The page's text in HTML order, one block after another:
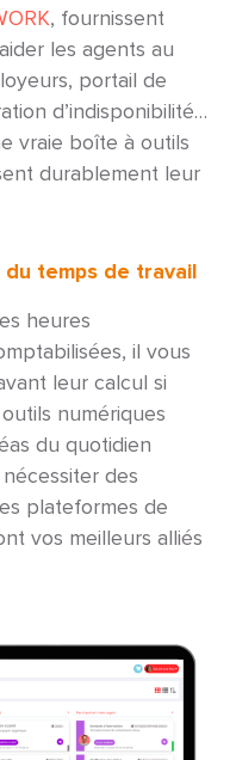
, fournissent
les agents au
portail de
d’indisponibilité…
vraie boîte à outils
durablement leur
temps de travail
heures
il vous
leur calcul si
numériques
du quotidien
des
plateformes de
vos meilleurs alliés